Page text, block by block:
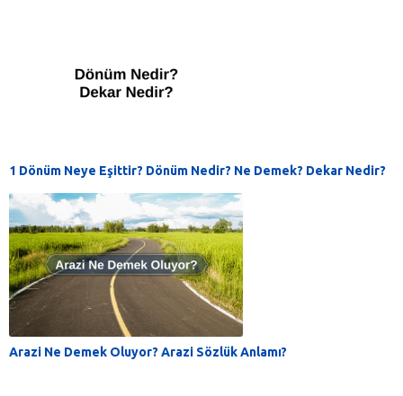
1 Dönüm Neye Eşittir? Dönüm Nedir? Ne Demek? Dekar Nedir?
Arazi Ne Demek Oluyor? Arazi Sözlük Anlamı?